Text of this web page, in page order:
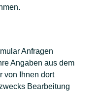
Anfragen
Angaben aus dem
von Ihnen dort
Bearbeitung